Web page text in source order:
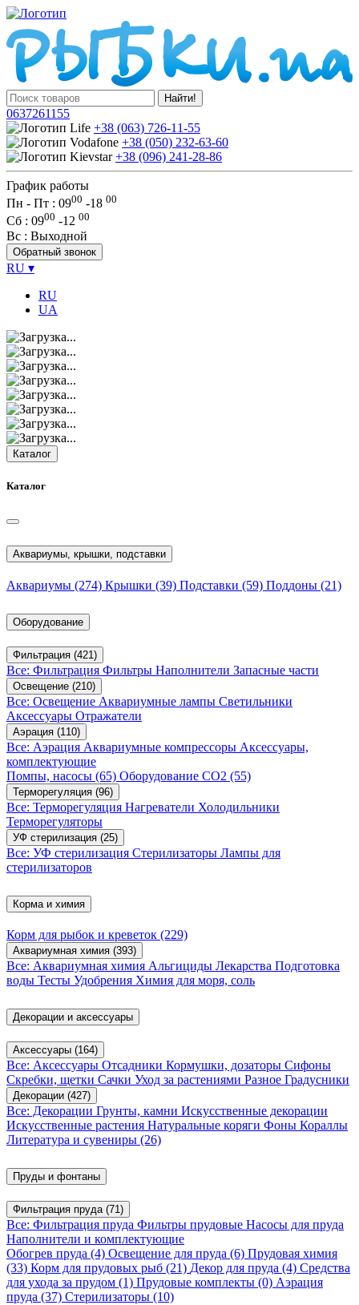
Найти!
0637261155
+38 (063) 726-11-55
+38 (050) 232-63-60
+38 (096) 241-28-86
График работы
Пн - Пт : 0900 -18 00
Сб : 0900 -12 00
Вс : Выходной
Обратный звонок
RU ▾
RU
UA
Каталог
Каталог
Аквариумы, крышки, подставки
Аквариумы (274) Крышки (39) Подставки (59) Поддоны (21)
Оборудование
Фильтрация (421)
Все: Фильтрация Фильтры Наполнители Запасные части
Освещение (210)
Все: Освещение Аквариумные лампы Светильники
Аксессуары Отражатели
Аэрация (110)
Все: Аэрация Аквариумные компрессоры Аксессуары,
комплектующие
Помпы, насосы (65) Оборудование CO2 (55)
Терморегуляция (96)
Все: Терморегуляция Нагреватели Холодильники
Терморегуляторы
УФ стерилизация (25)
Все: УФ стерилизация Стерилизаторы Лампы для
стерилизаторов
Корма и химия
Корм для рыбок и креветок (229)
Аквариумная химия (393)
Все: Аквариумная химия Альгициды Лекарства Подготовка
воды Тесты Удобрения Химия для моря, соль
Декорации и аксессуары
Аксессуары (164)
Все: Аксессуары Отсадники Кормушки, дозаторы Сифоны
Скребки, щетки Сачки Уход за растениями Разное Градусники
Декорации (427)
Все: Декорации Грунты, камни Искусственные декорации
Искусственные растения Натуральные коряги Фоны Кораллы
Литература и сувениры (26)
Пруды и фонтаны
Фильтрация пруда (71)
Все: Фильтрация пруда Фильтры прудовые Насосы для пруда
Наполнители и комплектующие
Обогрев пруда (4) Освещение для пруда (6) Прудовая химия
(33) Корм для прудовых рыб (21) Декор для пруда (4) Средства
для ухода за прудом (1) Прудовые комплекты (0) Аэрация
пруда (37) Стерилизаторы (10)